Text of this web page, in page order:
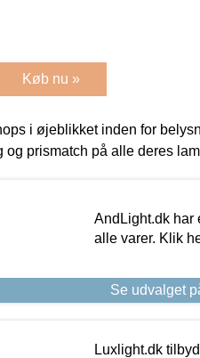
Køb nu »
i øjeblikket inden for
og prismatch på alle deres
AndLight.dk har
alle varer. Klik
Se udvalget
Luxlight.dk